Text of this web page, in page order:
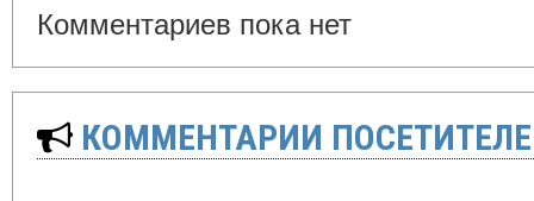
Комментариев пока нет
КОММЕНТАРИИ